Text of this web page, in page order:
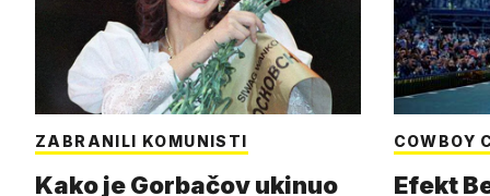
ZABRANILI KOMUNISTI
Kako je Gorbačov ukinuo
COWBOY
Efekt